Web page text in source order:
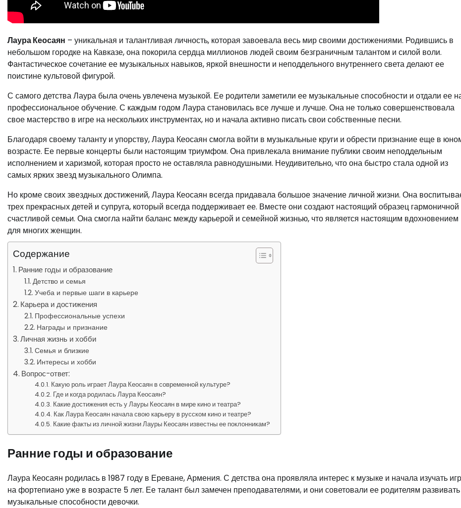
Лаура Кеосаян – уникальная и талантливая личность, которая завоевала весь мир своими достижениями. Родившись в
небольшом городке на Кавказе, она покорила сердца миллионов людей своим безграничным талантом и силой воли.
Фантастическое сочетание ее музыкальных навыков, яркой внешности и неподдельного внутреннего света делают ее
поистине культовой фигурой.
С самого детства Лаура была очень увлечена музыкой. Ее родители заметили ее музыкальные способности и отдали ее
профессиональное обучение. С каждым годом Лаура становилась все лучше и лучше. Она не только совершенствовала
свое мастерство в игре на нескольких инструментах, но и начала активно писать свои собственные песни.
Благодаря своему таланту и упорству, Лаура Кеосаян смогла войти в музыкальные круги и обрести признание еще в
возрасте. Ее первые концерты были настоящим триумфом. Она привлекала внимание публики своим неподдельным
исполнением и харизмой, которая просто не оставляла равнодушными. Неудивительно, что она быстро стала одной из
самых ярких звезд музыкального Олимпа.
Но кроме своих звездных достижений, Лаура Кеосаян всегда придавала большое значение личной жизни. Она
трех прекрасных детей и супруга, который всегда поддерживает ее. Вместе они создают настоящий образец гармоничной
счастливой семьи. Она смогла найти баланс между карьерой и семейной жизнью, что является настоящим вдохновением
для многих женщин.
Содержание
Ранние годы и образование
Детство и семья
Учеба и первые шаги в карьере
Карьера и достижения
Профессиональные успехи
Награды и признание
Личная жизнь и хобби
Семья и близкие
Интересы и хобби
Вопрос-ответ:
Какую роль играет Лаура Кеосаян в современной культуре?
Где и когда родилась Лаура Кеосаян?
Какие достижения есть у Лауры Кеосаян в мире кино и театра?
Как Лаура Кеосаян начала свою карьеру в русском кино и театре?
Какие факты из личной жизни Лауры Кеосаян известны ее поклонникам?
Ранние годы и образование
Лаура Кеосаян родилась в 1987 году в Ереване, Армения. С детства она проявляла интерес к музыке и начала изучать
на фортепиано уже в возрасте 5 лет. Ее талант был замечен преподавателями, и они советовали ее родителям развивать
музыкальные способности девочки.